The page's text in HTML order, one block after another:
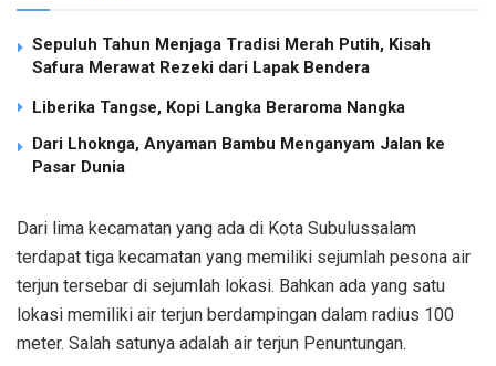
Sepuluh Tahun Menjaga Tradisi Merah Putih, Kisah
Safura Merawat Rezeki dari Lapak Bendera
Liberika Tangse, Kopi Langka Beraroma Nangka
Dari Lhoknga, Anyaman Bambu Menganyam Jalan ke
Pasar Dunia
Dari lima kecamatan yang ada di Kota Subulussalam
terdapat tiga kecamatan yang memiliki sejumlah pesona air
terjun tersebar di sejumlah lokasi. Bahkan ada yang satu
lokasi memiliki air terjun berdampingan dalam radius 100
meter. Salah satunya adalah air terjun Penuntungan.